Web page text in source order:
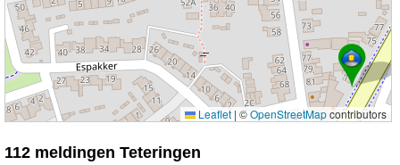
Leaflet | ©OpenStreetMapcontributors
112 meldingen Teteringen